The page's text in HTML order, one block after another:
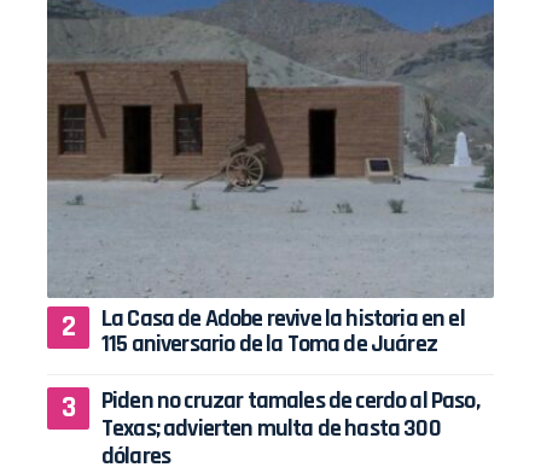
La Casa de Adobe revive la historia en el
115 aniversario de la Toma de Juárez
Piden no cruzar tamales de cerdo al Paso,
Texas; advierten multa de hasta 300
dólares